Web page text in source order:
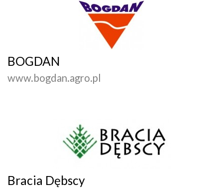
BOGDAN
www.bogdan.agro.pl
Bracia Dębscy